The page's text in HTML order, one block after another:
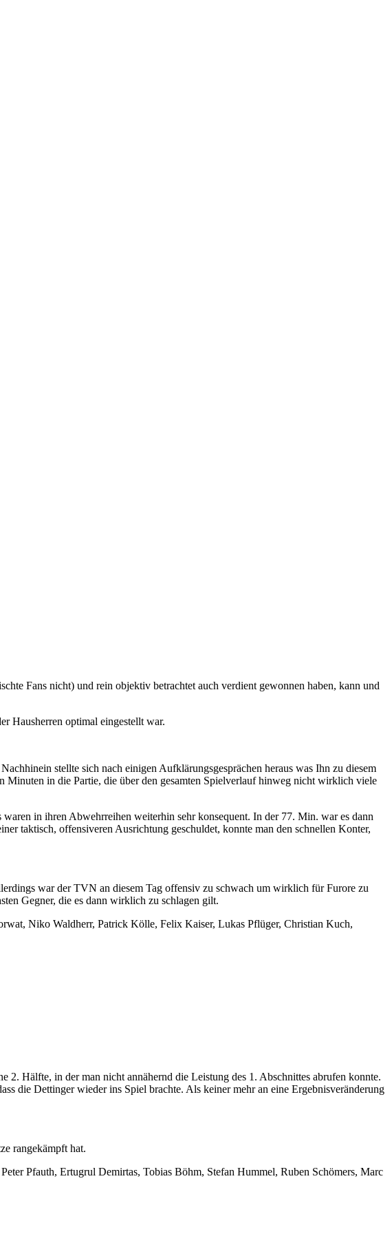
Fans nicht) und rein objektiv betrachtet auch verdient gewonnen haben, kann und
Hausherren optimal eingestellt war.
stellte sich nach einigen Aufklärungsgesprächen heraus was Ihn zu diesem
Minuten in die Partie, die über den gesamten Spielverlauf hinweg nicht wirklich viele
in ihren Abwehrreihen weiterhin sehr konsequent. In der 77. Min. war es dann
taktisch, offensiveren Ausrichtung geschuldet, konnte man den schnellen Konter,
war der TVN an diesem Tag offensiv zu schwach um wirklich für Furore zu
Gegner, die es dann wirklich zu schlagen gilt.
Niko Waldherr, Patrick Kölle, Felix Kaiser, Lukas Pflüger, Christian Kuch,
Hälfte, in der man nicht annähernd die Leistung des 1. Abschnittes abrufen konnte.
die Dettinger wieder ins Spiel brachte. Als keiner mehr an eine Ergebnisveränderung
rangekämpft hat.
Pfauth, Ertugrul Demirtas, Tobias Böhm, Stefan Hummel, Ruben Schömers, Marc